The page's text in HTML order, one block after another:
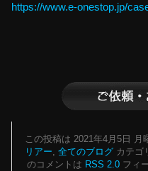
https://www.e-onestop.jp/
この投稿は 2021年4月5日 月
リアー
全てのブログカテゴ
のコメントは RSS 2.0 フィ